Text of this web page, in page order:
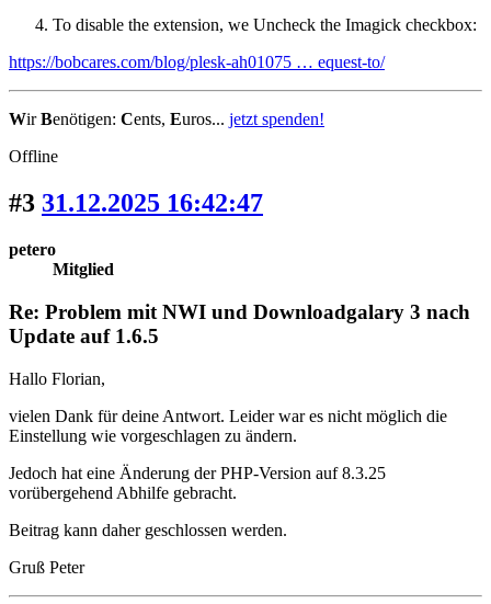
To disable the extension, we Uncheck the Imagick checkbox:
https://bobcares.com/blog/plesk-ah01075 … equest-to/
WirBenötigen: Cents, Euros... jetzt spenden!
Offline
#3 31.12.2025 16:42:47
petero
Mitglied
Re: Problem mit NWI und Downloadgalary 3 nach
Update auf 1.6.5
Hallo Florian,
vielen Dank für deine Antwort. Leider war es nicht möglich die
Einstellung wie vorgeschlagen zu ändern.
Jedoch hat eine Änderung der PHP-Version auf 8.3.25
vorübergehend Abhilfe gebracht.
Beitrag kann daher geschlossen werden.
Gruß Peter